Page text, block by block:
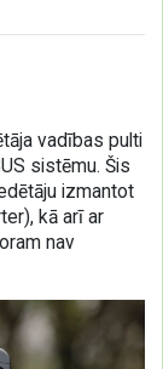
vadības pulti
sistēmu. Šis
izmantot
kā arī ar
nav